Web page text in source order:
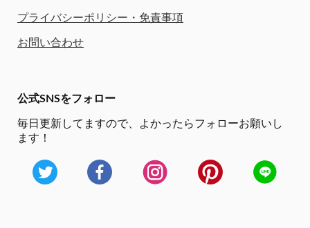
プライバシーポリシー・免責事項
お問い合わせ
公式SNSをフォロー
毎日更新してますので、
よかったらフォローお願いし
ます！